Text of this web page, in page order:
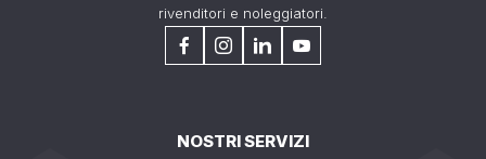
rivenditori e noleggiatori.
NOSTRI SERVIZI